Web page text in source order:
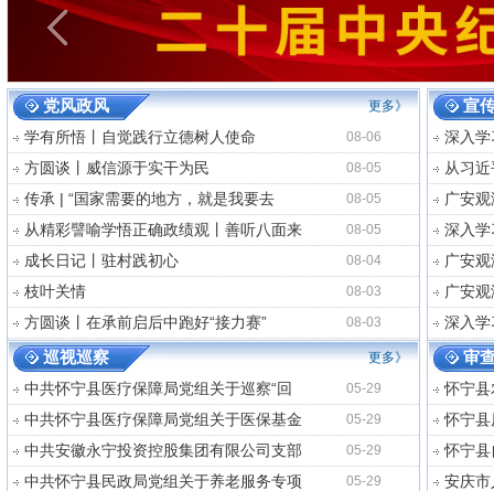
党风政风 更多》
学有所悟丨自觉践行立德树人使命 08-06
方圆谈丨威信源于实干为民 08-05
传承 | “国家需要的地方，就是我要去 08-05
从精彩譬喻学悟正确政绩观丨善听八面来 08-05
成长日记丨驻村践初心 08-04
枝叶关情 08-03
方圆谈丨在承前启后中跑好“接力赛” 08-03
宣
深入
从习
广安
深入
广安
广安
深入
巡视巡察 更多》
中共怀宁县医疗保障局党组关于巡察“回 05-29
中共怀宁县医疗保障局党组关于医保基金 05-29
中共安徽永宁投资控股集团有限公司支部 05-29
中共怀宁县民政局党组关于养老服务专项 05-29
审
怀宁
怀宁
怀宁
安庆